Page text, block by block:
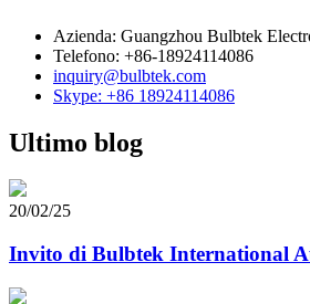
Azienda: Guangzhou Bulbtek
Telefono: +86-18924114086
inquiry@bulbtek.com
Skype: +86 18924114086
Ultimo blog
20/02/25
Invito di Bulbtek International